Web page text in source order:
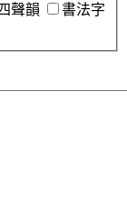
聲韻
書法字